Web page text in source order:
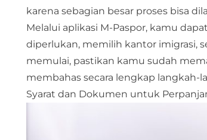
karena sebagian besar proses bisa
Melalui aplikasi M-Paspor, kamu
diperlukan, memilih kantor imigrasi,
memulai, pastikan kamu sudah
membahas secara lengkap
Syarat dan Dokumen untuk